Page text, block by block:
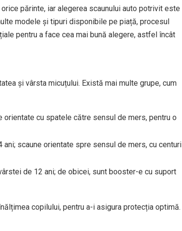
părinte, iar alegerea scaunului auto potrivit este
modele și tipuri disponibile pe piață, procesul
pentru a face cea mai bună alegere, astfel încât
și vârsta micuțului. Există mai multe grupe, cum
orientate cu spatele către sensul de mers, pentru o
scaune orientate spre sensul de mers, cu centuri
de 12 ani; de obicei, sunt booster-e cu suport
copilului, pentru a-i asigura protecția optimă.